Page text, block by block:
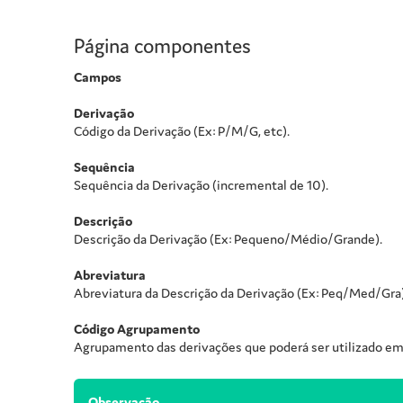
Página componentes
Campos
Derivação
Código da Derivação (Ex: P/M/G, etc).
Sequência
Sequência da Derivação (incremental de 10).
Descrição
Descrição da Derivação (Ex: Pequeno/Médio/Grande).
Abreviatura
Abreviatura da Descrição da Derivação (Ex: Peq/Med/
Código Agrupamento
Agrupamento das derivações que poderá ser utilizado